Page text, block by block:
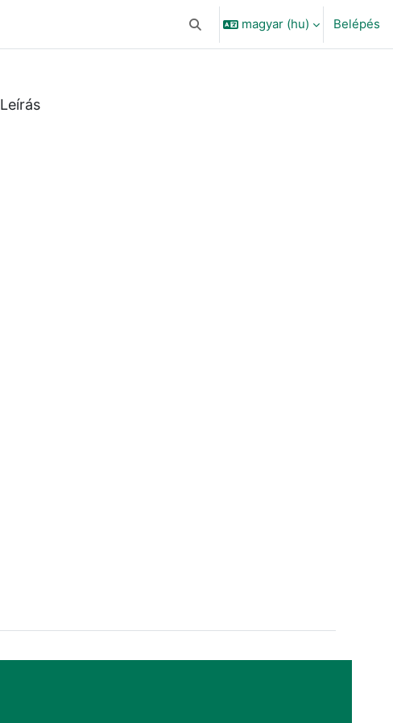
Keresési bemeneti adatok váltása
magyar ‎(hu)‎ Belépés
Leírás